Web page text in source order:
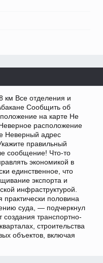
км Все отделения и
Сообщить об
на карте Не
расположение
Неверный адрес
правильный
сообщение! Что-то
экономикой в
единственное, что
экспорта и
инфраструктурой.
половина
суда, — подчеркнул
транспортно-
строительства
объектов, включая